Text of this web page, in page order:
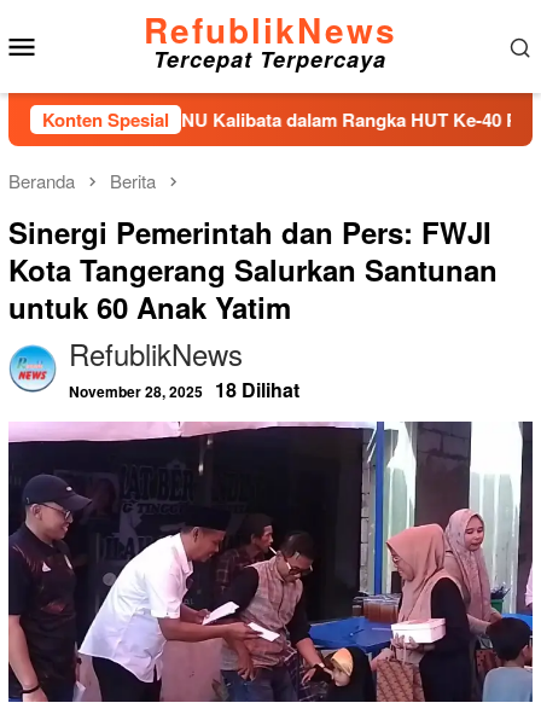
ke
konten
RefublikNews
Tercepat Terpercaya
Konten Spesial
Kalibata dalam Rangka HUT Ke-40 PPAL
Beranda Berita
Sinergi Pemerintah dan Pers: FWJI
Kota Tangerang Salurkan Santunan
untuk 60 Anak Yatim
RefublikNews
November 28, 2025 18 Dilihat